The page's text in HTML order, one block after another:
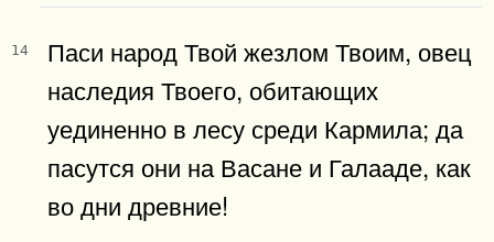
14
Паси народ Твой жезлом Твоим, овец
наследия Твоего, обитающих
уединенно в лесу среди Кармила; да
пасутся они на Васане и Галааде, как
во дни древние!